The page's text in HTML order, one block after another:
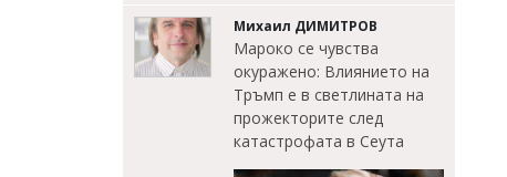
Михаил ДИМИТРОВ
Мароко се чувства
окуражено: Влиянието на
Тръмп е в светлината на
прожекторите след
катастрофата в Сеута